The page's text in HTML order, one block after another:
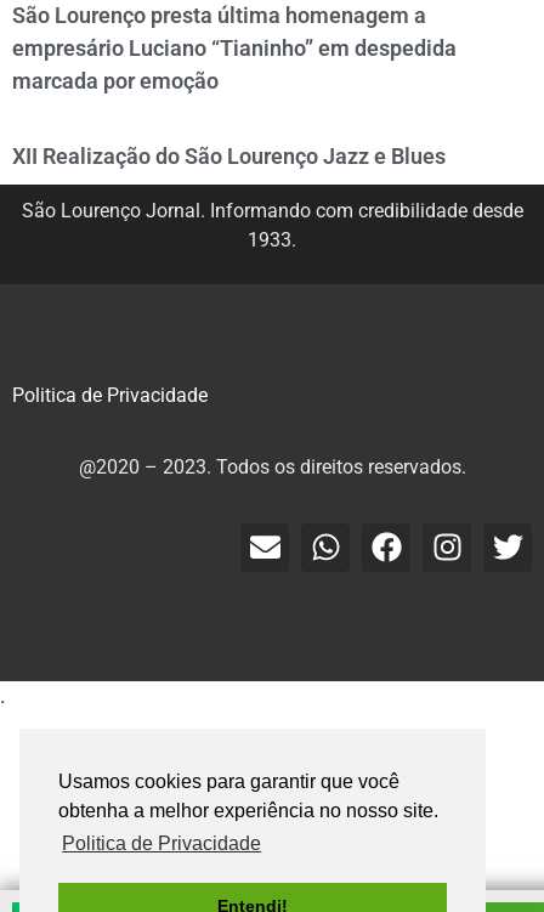
Usamos cookies para garantir que você
obtenha a melhor experiência no nosso site.
Politica de Privacidade
Entendi!
São Lourenço presta última homenagem a
empresário Luciano “Tianinho” em despedida
marcada por emoção
XII Realização do São Lourenço Jazz e Blues
São Lourenço Jornal. Informando com credibilidade desde
1933.
Politica de Privacidade
@2020 – 2023. Todos os direitos reservados.
.